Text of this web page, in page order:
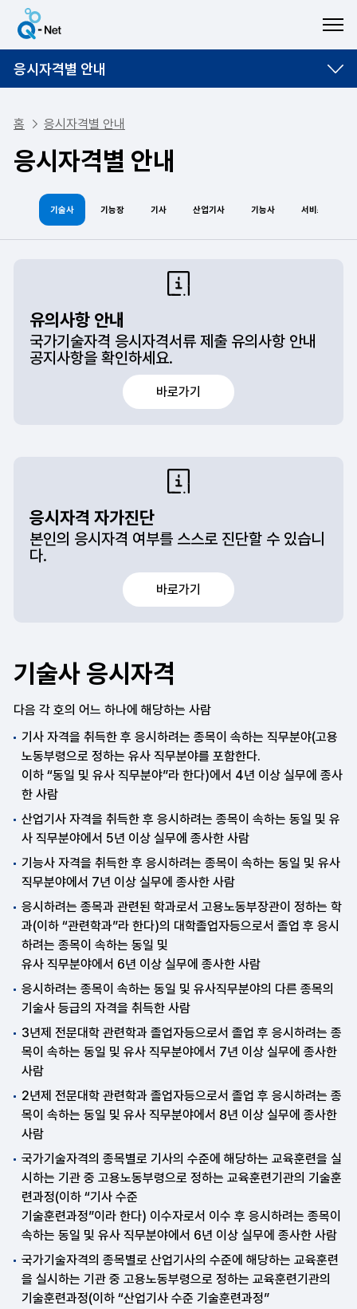
응시자격별 안내
홈 응시자격별 안내
응시자격별 안내
기술사 기능장 기사 산업기사 기능사 서비스분야
유의사항 안내
국가기술자격 응시자격서류 제출 유의사항 안내
공지사항을 확인하세요.
바로가기
응시자격 자가진단
본인의 응시자격 여부를 스스로 진단할 수 있습니
다.
바로가기
기술사 응시자격
다음 각 호의 어느 하나에 해당하는 사람
기사 자격을 취득한 후 응시하려는 종목이 속하는 직무분야(고용
노동부령으로 정하는 유사 직무분야를 포함한다.
이하 “동일 및 유사 직무분야”라 한다)에서 4년 이상 실무에 종사
한 사람
산업기사 자격을 취득한 후 응시하려는 종목이 속하는 동일 및 유
사 직무분야에서 5년 이상 실무에 종사한 사람
기능사 자격을 취득한 후 응시하려는 종목이 속하는 동일 및 유사
직무분야에서 7년 이상 실무에 종사한 사람
응시하려는 종목과 관련된 학과로서 고용노동부장관이 정하는 학
과(이하 “관련학과”라 한다)의 대학졸업자등으로서 졸업 후 응시
하려는 종목이 속하는 동일 및
유사 직무분야에서 6년 이상 실무에 종사한 사람
응시하려는 종목이 속하는 동일 및 유사직무분야의 다른 종목의
기술사 등급의 자격을 취득한 사람
3년제 전문대학 관련학과 졸업자등으로서 졸업 후 응시하려는 종
목이 속하는 동일 및 유사 직무분야에서 7년 이상 실무에 종사한
사람
2년제 전문대학 관련학과 졸업자등으로서 졸업 후 응시하려는 종
목이 속하는 동일 및 유사 직무분야에서 8년 이상 실무에 종사한
사람
국가기술자격의 종목별로 기사의 수준에 해당하는 교육훈련을 실
시하는 기관 중 고용노동부령으로 정하는 교육훈련기관의 기술훈
련과정(이하 “기사 수준
기술훈련과정”이라 한다) 이수자로서 이수 후 응시하려는 종목이
속하는 동일 및 유사 직무분야에서 6년 이상 실무에 종사한 사람
국가기술자격의 종목별로 산업기사의 수준에 해당하는 교육훈련
을 실시하는 기관 중 고용노동부령으로 정하는 교육훈련기관의
기술훈련과정(이하 “산업기사 수준 기술훈련과정”